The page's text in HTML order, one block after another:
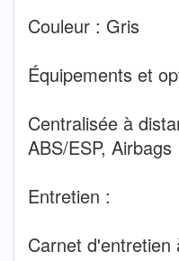
Couleur : Gris
Équipements et
Centralisée à
ABS/ESP, Airbags
Entretien :
Carnet d'entretien